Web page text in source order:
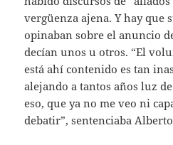
vergüenza ajena. Y hay que
opinaban sobre el anuncio
decían unos u otros. “El
está ahí contenido es tan
alejando a tantos años luz
eso, que ya no me veo ni
debatir”, sentenciaba